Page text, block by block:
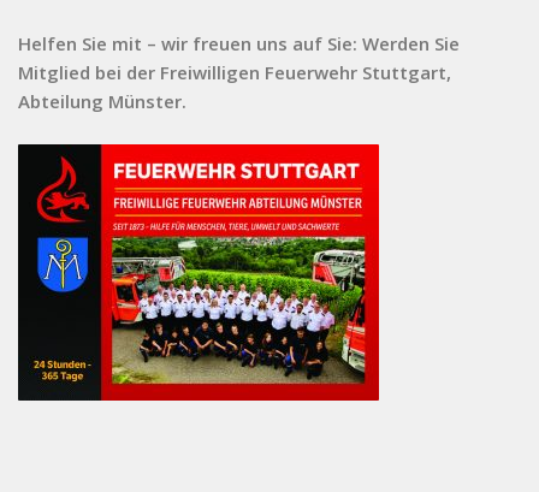
Helfen Sie mit – wir freuen uns auf Sie: Werden Sie
Mitglied bei der Freiwilligen Feuerwehr Stuttgart,
Abteilung Münster.